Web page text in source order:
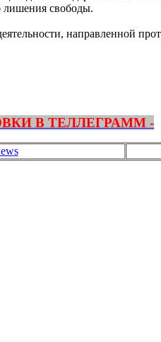
лишения свободы.
направленной
В ТЕЛЛЕГРАММ -